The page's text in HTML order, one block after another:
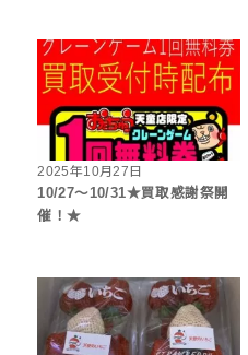
2025年10月27日
10/27～10/31★買取感謝祭開
催！★